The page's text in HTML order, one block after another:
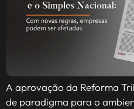
A aprovação da Reforma
de paradigma para o